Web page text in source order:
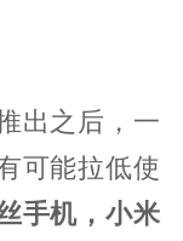
出之后，一
可能拉低使
手机，小米